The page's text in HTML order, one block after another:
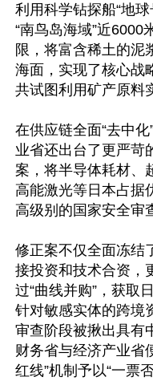
利用科学钻探船“地
“南鸟岛海域”近6000
限，将富含稀土的泥
海面，实现了核心战
共试图利用矿产原料
在供应链全面“去中
业省还出台了更严苛
案，将半导体耗材、
高能激光等日本占据
高级别的国家安全审
修正案不仅全面冻结
接投资和技术合资，
过“曲线并购”，获取
针对敏感实体的跨境
审查阶段被揪出具有
财务省与经济产业省
红线”机制予以“一票否